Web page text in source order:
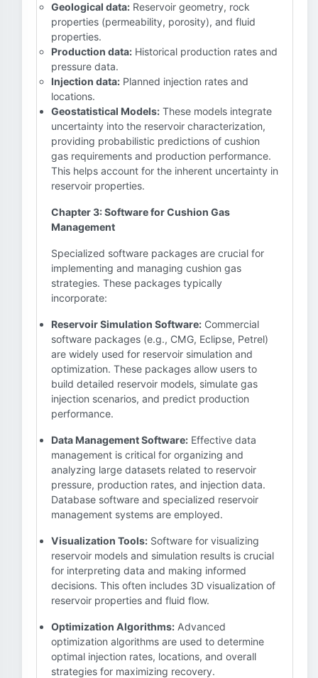
Geological data: Reservoir geometry, rock
properties (permeability, porosity), and fluid
properties.
Production data: Historical production rates and
pressure data.
Injection data: Planned injection rates and
locations.
Geostatistical Models: These models integrate
uncertainty into the reservoir characterization,
providing probabilistic predictions of cushion
gas requirements and production performance.
This helps account for the inherent uncertainty in
reservoir properties.
Chapter 3: Software for Cushion Gas
Management
Specialized software packages are crucial for
implementing and managing cushion gas
strategies. These packages typically
incorporate:
Reservoir Simulation Software: Commercial
software packages (e.g., CMG, Eclipse, Petrel)
are widely used for reservoir simulation and
optimization. These packages allow users to
build detailed reservoir models, simulate gas
injection scenarios, and predict production
performance.
Data Management Software: Effective data
management is critical for organizing and
analyzing large datasets related to reservoir
pressure, production rates, and injection data.
Database software and specialized reservoir
management systems are employed.
Visualization Tools: Software for visualizing
reservoir models and simulation results is crucial
for interpreting data and making informed
decisions. This often includes 3D visualization of
reservoir properties and fluid flow.
Optimization Algorithms: Advanced
optimization algorithms are used to determine
optimal injection rates, locations, and overall
strategies for maximizing recovery.